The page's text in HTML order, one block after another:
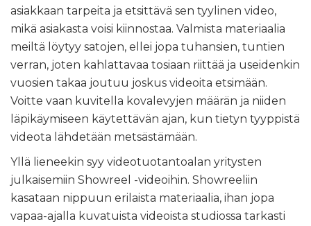
asiakkaan tarpeita ja etsittävä sen tyylinen video,
mikä asiakasta voisi kiinnostaa. Valmista materiaalia
meiltä löytyy satojen, ellei jopa tuhansien, tuntien
verran, joten kahlattavaa tosiaan riittää ja useidenkin
vuosien takaa joutuu joskus videoita etsimään.
Voitte vaan kuvitella kovalevyjen määrän ja niiden
läpikäymiseen käytettävän ajan, kun tietyn tyyppistä
videota lähdetään metsästämään.
Yllä lieneekin syy videotuotantoalan yritysten
julkaisemiin Showreel -videoihin. Showreeliin
kasataan nippuun erilaista materiaalia, ihan jopa
vapaa-ajalla kuvatuista videoista studiossa tarkasti